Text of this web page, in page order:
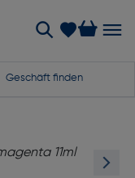
Geschäft finden